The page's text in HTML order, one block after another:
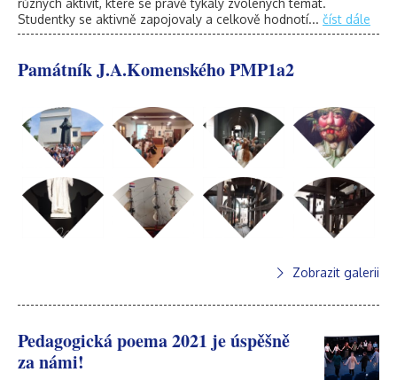
Studentky se aktivně zapojovaly a celkově hodnotí... číst dále
Památník J.A.Komenského PMP1a2
Zobrazit galerii
Pedagogická poema 2021 je úspěšně
za námi!